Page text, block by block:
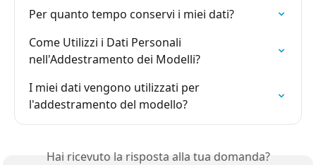
Per quanto tempo conservi i miei dati?
Come Utilizzi i Dati Personali
nell'Addestramento dei Modelli?
I miei dati vengono utilizzati per
l'addestramento del modello?
Hai ricevuto la risposta alla tua domanda?